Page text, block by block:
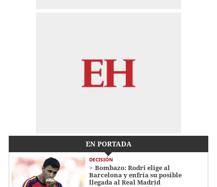
EN PORTADA
DECISIÓN
Bombazo: Rodri elige al
Barcelona y enfría su posible
llegada al Real Madrid